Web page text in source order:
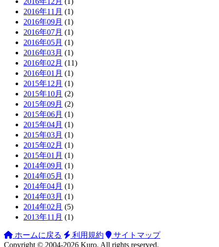
2016年11月 (1)
2016年09月 (1)
2016年07月 (1)
2016年05月 (1)
2016年03月 (1)
2016年02月 (11)
2016年01月 (1)
2015年12月 (1)
2015年10月 (2)
2015年09月 (2)
2015年06月 (1)
2015年04月 (1)
2015年03月 (1)
2015年02月 (1)
2015年01月 (1)
2014年09月 (1)
2014年05月 (1)
2014年04月 (1)
2014年03月 (1)
2014年02月 (5)
2013年11月 (1)
ホームに戻る 利用規約
サイトマップ
Copyright © 2004-2026 Kuro. All rights reserved.